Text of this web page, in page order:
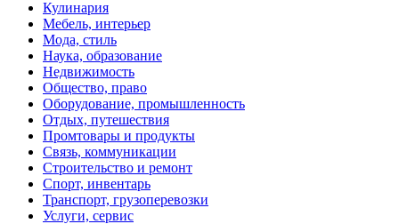
Кулинария
Мебель, интерьер
Мода, стиль
Наука, образование
Недвижимость
Общество, право
Оборудование, промышленность
Отдых, путешествия
Промтовары и продукты
Связь, коммуникации
Строительство и ремонт
Cпорт, инвентарь
Транспорт, грузоперевозки
Услуги, сервис